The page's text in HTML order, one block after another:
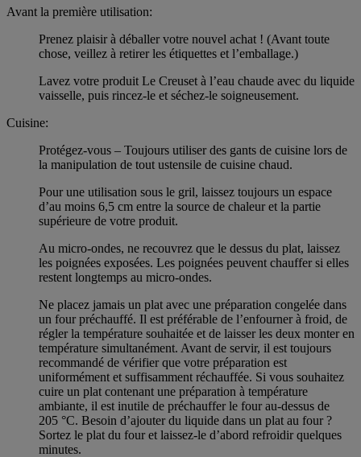
Avant la première utilisation:
Prenez plaisir à déballer votre nouvel achat ! (Avant toute
chose, veillez à retirer les étiquettes et l’emballage.)
Lavez votre produit Le Creuset à l’eau chaude avec du liquide
vaisselle, puis rincez-le et séchez-le soigneusement.
Cuisine:
Protégez-vous – Toujours utiliser des gants de cuisine lors de
la manipulation de tout ustensile de cuisine chaud.
Pour une utilisation sous le gril, laissez toujours un espace
d’au moins 6,5 cm entre la source de chaleur et la partie
supérieure de votre produit.
Au micro-ondes, ne recouvrez que le dessus du plat, laissez
les poignées exposées. Les poignées peuvent chauffer si elles
restent longtemps au micro-ondes.
Ne placez jamais un plat avec une préparation congelée dans
un four préchauffé. Il est préférable de l’enfourner à froid, de
régler la température souhaitée et de laisser les deux monter en
température simultanément. Avant de servir, il est toujours
recommandé de vérifier que votre préparation est
uniformément et suffisamment réchauffée. Si vous souhaitez
cuire un plat contenant une préparation à température
ambiante, il est inutile de préchauffer le four au-dessus de
205 °C. Besoin d’ajouter du liquide dans un plat au four ?
Sortez le plat du four et laissez-le d’abord refroidir quelques
minutes.